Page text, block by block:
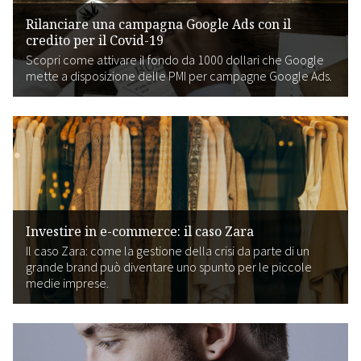
Rilanciare una campagna Google Ads con il
credito per il Covid-19
Scopri come attivare il fondo da 1000 dollari che Google
mette a disposizione delle PMI per campagne Google Ads.
Investire in e-commerce: il caso Zara
Il caso Zara: come la gestione della crisi da parte di un
grande brand può diventare uno spunto per le piccole
medie imprese.